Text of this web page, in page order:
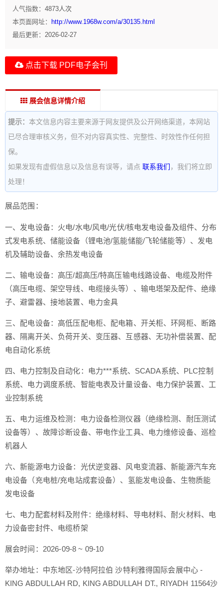
人气指数： 4873人次
本页面网址：
http://www.1968w.com/a/30135.html
最后更新： 2026-02-27
点击下载 PDF电子会刊
展会信息详情介绍
提示： 本文信息内容主要来源于网友提供及公开网络渠道，本网站
已尽合理审核义务，但不对内容真实性、完整性、时效性作任何担
保。
如果发现有虚假信息以及信息有误等，请点 联系我们 ，我们将立即
处理！
展品范围：
一、发电设备：火电/水电/风电/光伏/核电发电设备及组件、分布
式发电系统、储能设备（锂电池/氢能储能/飞轮储能等）、发电
机及辅助设备、余热发电设备
二、输电设备：高压/超高压/特高压输电线路设备、电缆及附件
（高压电缆、架空导线、电缆接头等）、输电塔架及配件、绝缘
子、避雷器、接地装置、电力金具
三、配电设备：高低压配电柜、配电箱、开关柜、环网柜、断路
器、隔离开关、负荷开关、变压器、互感器、无功补偿装置、配
电自动化系统
四、电力控制及自动化：电力***系统、SCADA系统、PLC控制
系统、电力调度系统、智能电表及计量设备、电力保护装置、工
业控制系统
五、电力运维及检测：电力设备检测仪器（绝缘检测、耐压测试
设备等）、故障诊断设备、带电作业工具、电力维修设备、巡检
机器人
六、新能源电力设备：光伏逆变器、风电变流器、新能源汽车充
电设备（充电桩/充电站成套设备）、氢能发电设备、生物质能
发电设备
七、电力配套材料及附件：绝缘材料、导电材料、耐火材料、电
力设备密封件、电缆桥架
展会时间：2026-09-8 ~ 09-10
举办地址：中东地区-沙特阿拉伯 沙特利雅得国际会展中心 -
KING ABDULLAH RD, KING ABDULLAH DT., RIYADH 11564沙